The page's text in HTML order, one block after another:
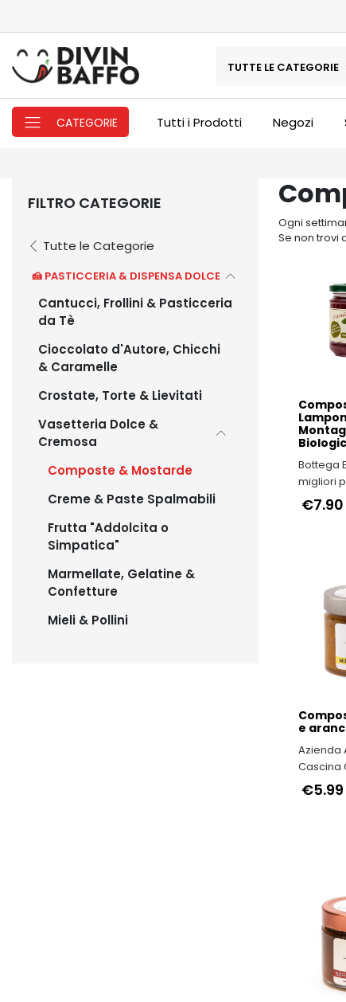
TUTTE LE CATEGORIE
CATEGORIE Tutti i Prodotti Negozi
FILTRO CATEGORIE
Tutte le Categorie
🍰 PASTICCERIA & DISPENSA DOLCE
Cantucci, Frollini & Pasticceria
da Tè
Cioccolato d'Autore, Chicchi
& Caramelle
Crostate, Torte & Lievitati
Vasetteria Dolce &
Cremosa
Composte & Mostarde
Creme & Paste Spalmabili
Frutta "Addolcita o
Simpatica"
Marmellate, Gelatine &
Confetture
Mieli & Pollini
Ogni
Se non trovi
Bottega
migliori
e IGP
Romagna
€7.90
e
Azienda
Cascina
IGP il
€5.99